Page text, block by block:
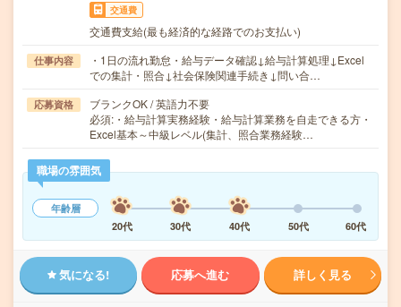
交通費
交通費支給(最も経済的な経路でのお支払い)
仕事内容
・1日の流れ勤怠・給与データ確認↓給与計算処理↓Excel
での集計・照合↓社会保険関連手続き↓問い合…
応募資格
ブランクOK / 英語力不要
必須:・給与計算実務経験・給与計算業務を自走できる方・
Excel基本～中級レベル(集計、照合業務経験…
職場の雰囲気
年齢層
20代
30代 40代 50代 60代
気になる! 応募へ進む 詳しく見る